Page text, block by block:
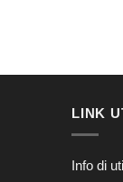
LINK
Info di